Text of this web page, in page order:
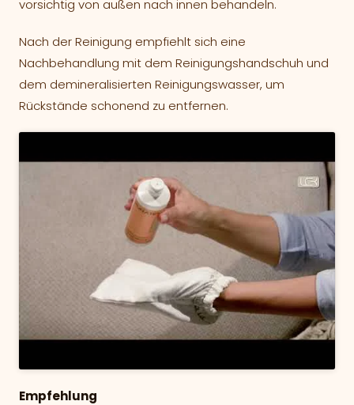
vorsichtig von außen nach innen behandeln.
Nach der Reinigung empfiehlt sich eine
Nachbehandlung mit dem Reinigungshandschuh und
dem demineralisierten Reinigungswasser, um
Rückstände schonend zu entfernen.
Empfehlung